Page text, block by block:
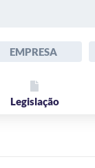
EMPRESA
Legislação